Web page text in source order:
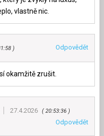
vlastně nic.
Odpovědět
okamžitě zrušit.
27.4.2026 20:53:36
Odpovědět